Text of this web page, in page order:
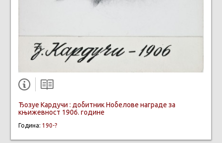
Ђозуе Кардучи : добитник Нобелове награде за
књижевност 1906. године
Година: 190-?